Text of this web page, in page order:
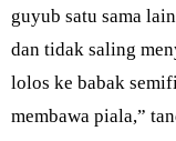
guyub satu sama
dan tidak saling
lolos ke babak
membawa piala,”